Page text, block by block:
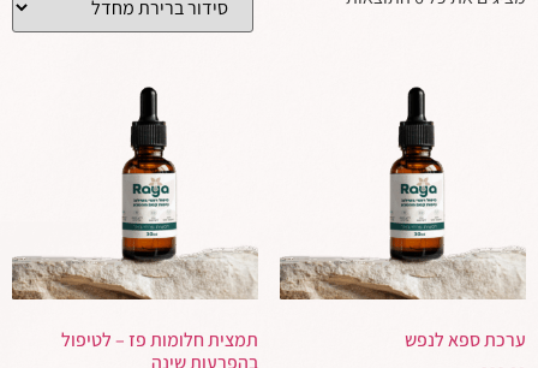
ערכת ספא לנפש
תמצית חלומות פז – לטיפול
בהפרעות שינה